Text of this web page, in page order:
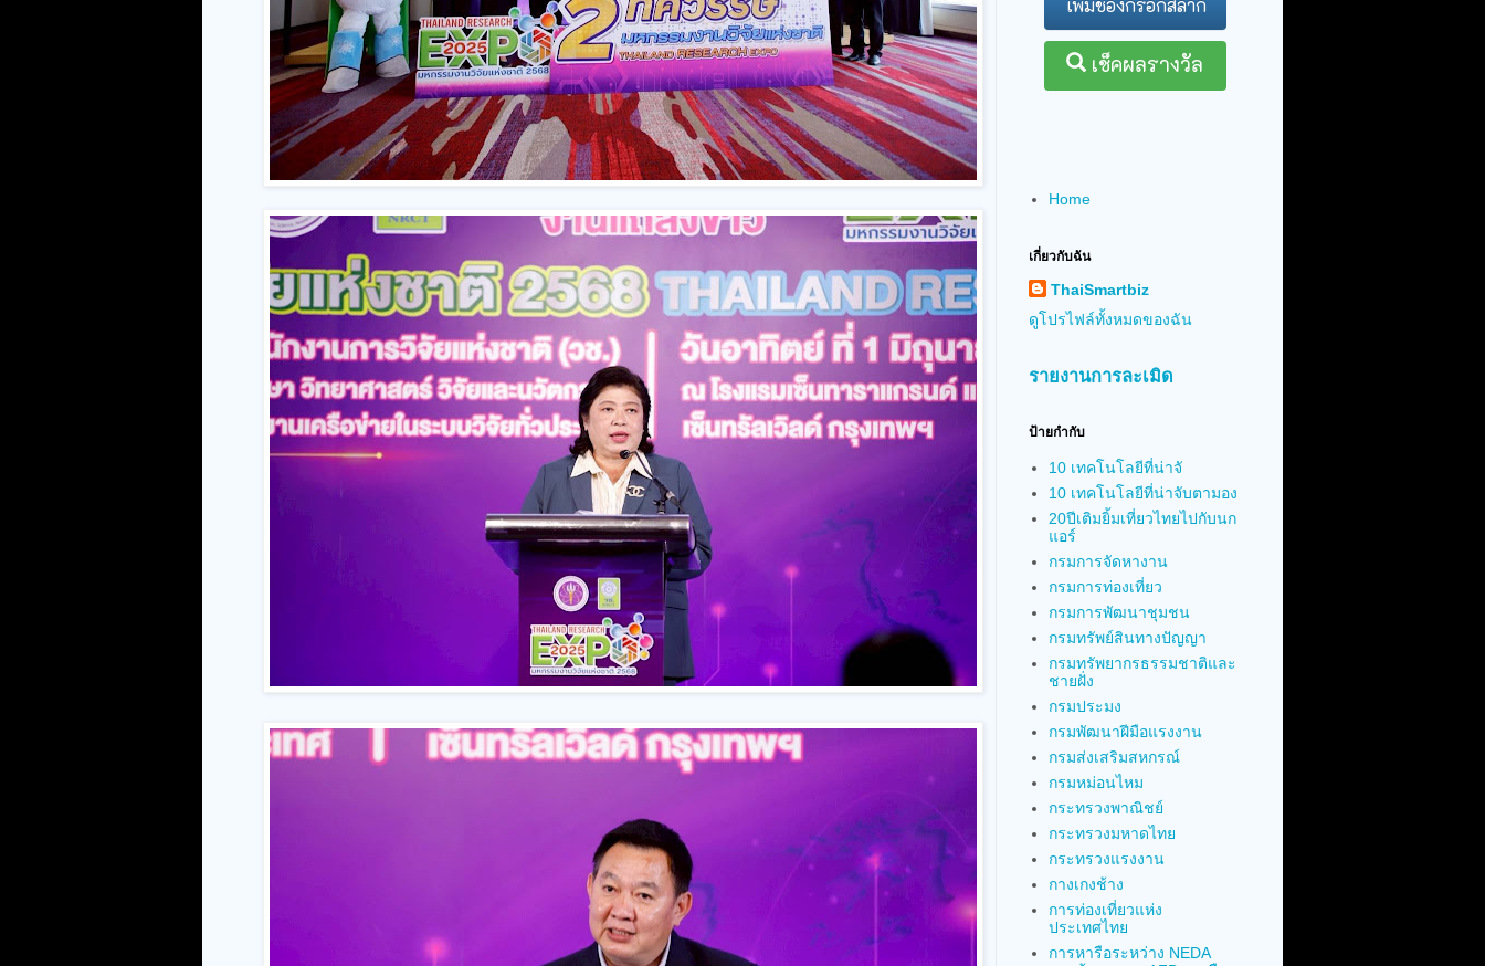
Home
เกี่ยวกับฉัน
ThaiSmartbiz
ดูโปรไฟล์ทั้งหมดของฉัน
รายงานการละเมิด
ป้ายกำกับ
10 เทคโนโลยีที่น่าจั
10 เทคโนโลยีที่น่าจับตามอง
20ปีเติมยิ้มเที่ยวไทยไปกับนก
แอร์
กรมการจัดหางาน
กรมการท่องเที่ยว
กรมการพัฒนาชุมชน
กรมทรัพย์สินทางปัญญา
กรมทรัพยากรธรรมชาติและ
ชายฝั่ง
กรมประมง
กรมพัฒนาฝีมือแรงงาน
กรมส่งเสริมสหกรณ์
กรมหม่อนไหม
กระทรวงพาณิชย์
กระทรวงมหาดไทย
กระทรวงแรงงาน
กางเกงช้าง
การท่องเที่ยวแห่ง
ประเทศไทย
การหารือระหว่าง NEDA